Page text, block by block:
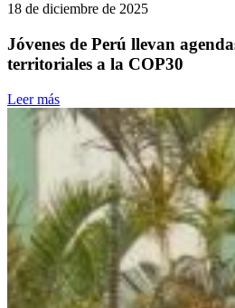
18 de diciembre de 2025
Jóvenes de Perú llevan
territoriales a la COP30
Leer más